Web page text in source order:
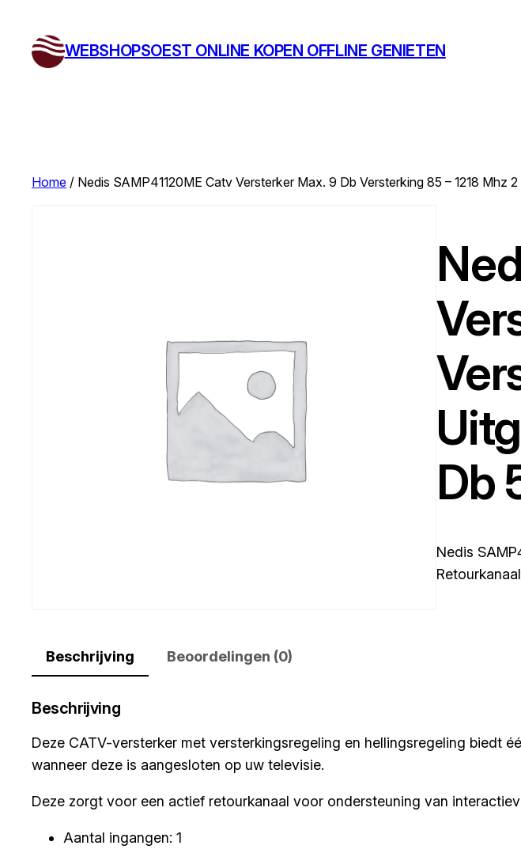
WEBSHOPSOEST ONLINE KOPEN OFFLINE GENIETEN
Home / Nedis SAMP41120ME Catv Versterker Max. 9 Db Versterking 85 – 1218 Mhz
Db
Nedis
Beschrijving Beoordelingen (0)
Beschrijving
Deze CATV-versterker met versterkingsregeling en hellingsregeling biedt
wanneer deze is aangesloten op uw televisie.
Deze zorgt voor een actief retourkanaal voor ondersteuning van
Aantal ingangen: 1